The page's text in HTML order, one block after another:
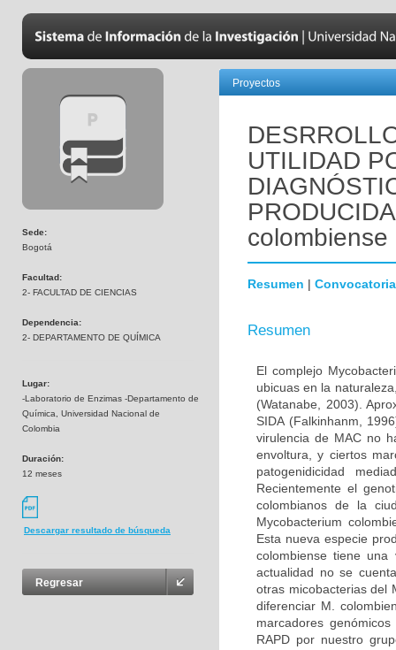
Sede:
Bogotá
Facultad:
2- FACULTAD DE CIENCIAS
Dependencia:
2- DEPARTAMENTO DE QUÍMICA
Lugar:
-Laboratorio de Enzimas -Departamento de
Química, Universidad Nacional de
Colombia
Duración:
12 meses
Descargar resultado de búsqueda
Regresar
Proyectos
UTILIDAD
colombiense
Resumen | Convocatoria
Resumen
El complejo
ubicuas en la
(Watanabe, 2003).
SIDA (Falkinhanm,
virulencia de MAC no
envoltura, y ciertos
patogenidicidad
Recientemente el
colombianos de la
Mycobacterium
Esta nueva especie
colombiense tiene
actualidad no se
otras micobacterias del
diferenciar M.
marcadores
RAPD por nuestro